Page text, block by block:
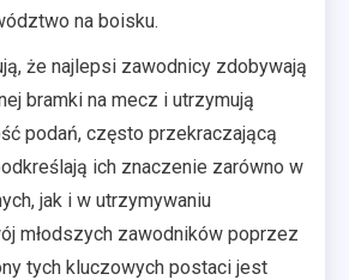
na boisku.
że najlepsi zawodnicy zdobywają
bramki na mecz i utrzymują
podań, często przekraczającą
ich znaczenie zarówno w
jak i w utrzymywaniu
młodszych zawodników poprzez
tych kluczowych postaci jest